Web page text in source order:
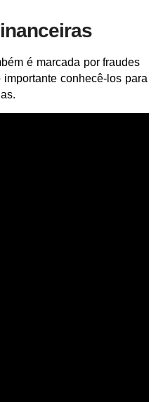
é marcada por fraudes
conhecê-los para